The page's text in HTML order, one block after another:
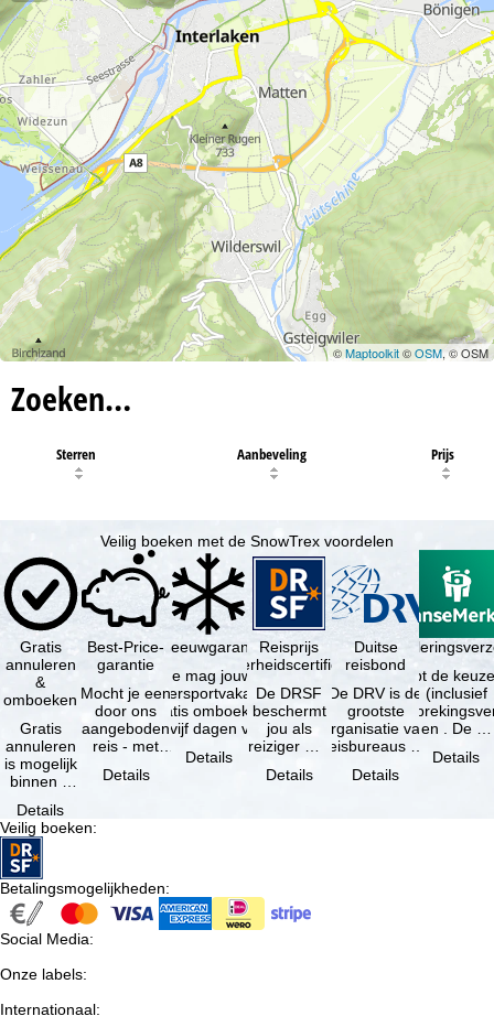
©Maptoolkit©OSM, © OSM
Zoeken…
Sterren Aanbeveling Prijs
Veilig boeken met de SnowTrex voordelen
Gratis
annuleren
&
omboeken
Gratis
annuleren
is mogelijk
binnen 5
de
boeking,
als jouw
vakantie …
Details
Best-Price-
garantie
Mocht je een
door ons
aangeboden
reis - met
beschikbaarheid
Details
Sneeuwgarantie
Je mag jouw
wintersportvakantie
gratis omboeken
als vijf dagen voor
Details
Reisprijs
zekerheidscertificaat
De DRSF
beschermt
jou als
reiziger met
pakketreis
Details
Duitse
reisbond
De DRV is de
grootste
organisatie van
reisbureaus en
in Duitsland. …
Details
Je hebt de
(inclusief
en . De …
Details
Veilig boeken:
Betalingsmogelijkheden:
Social Media:
Onze labels:
Internationaal: